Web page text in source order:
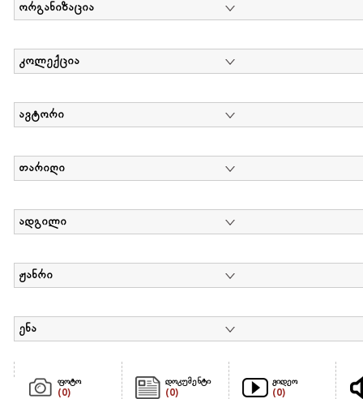
ორგანიზაცია
კოლექცია
ავტორი
თარიღი
ადგილი
ჟანრი
ენა
ფოტო
(0)
დოკუმენტი
(0)
ვიდეო
(0)